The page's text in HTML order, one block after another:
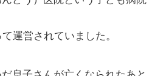
運営されていました。